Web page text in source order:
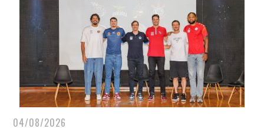
04/08/2026